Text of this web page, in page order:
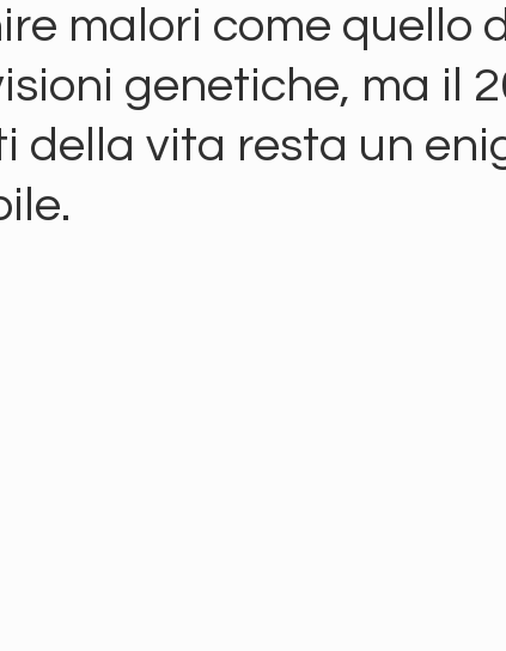
malori come quello
genetiche, ma il
della vita resta un